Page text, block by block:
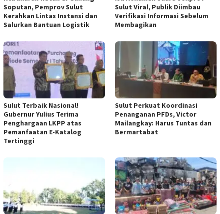
Soputan, Pemprov Sulut
Kerahkan Lintas Instansi dan
Salurkan Bantuan Logistik
Sulut Viral, Publik Diimbau
Verifikasi Informasi Sebelum
Membagikan
Sulut Terbaik Nasional!
Gubernur Yulius Terima
Penghargaan LKPP atas
Pemanfaatan E-Katalog
Tertinggi
Sulut Perkuat Koordinasi
Penanganan PFDs, Victor
Mailangkay: Harus Tuntas dan
Bermartabat